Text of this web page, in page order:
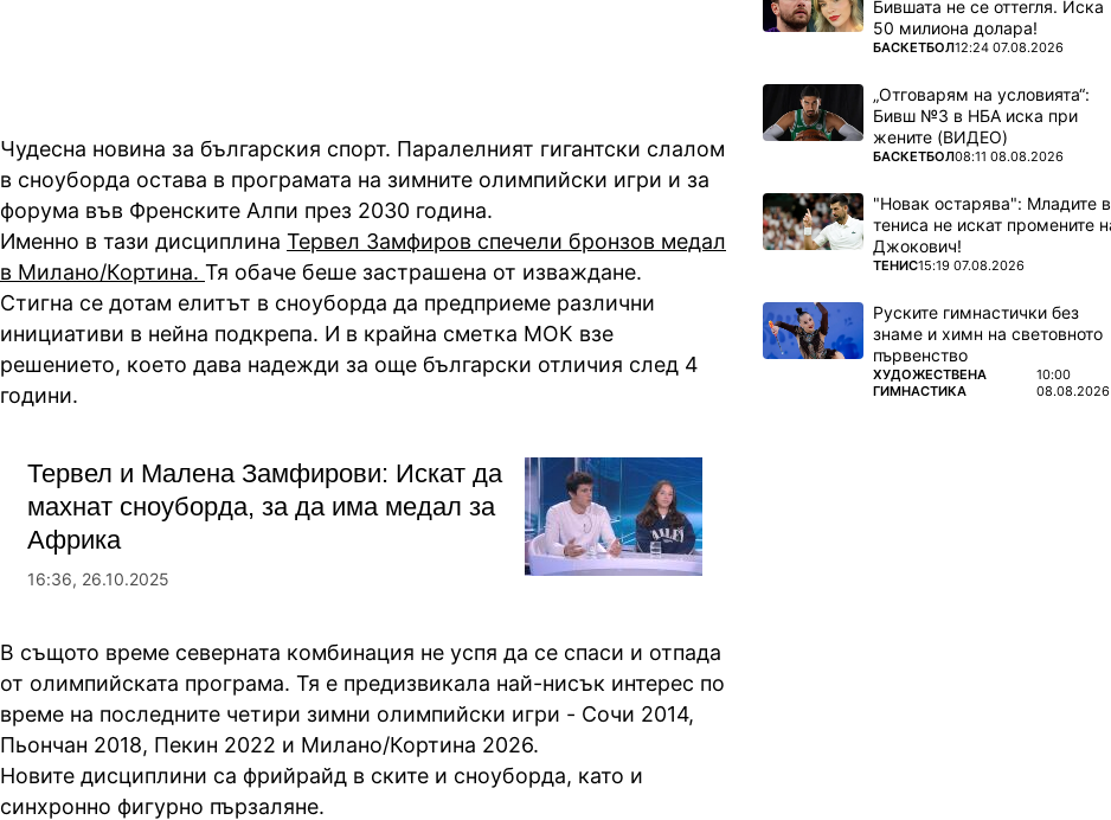
Чудесна новина за българския спорт. Паралелният гигантски слалом
в сноуборда остава в програмата на зимните олимпийски игри и за
форума във Френските Алпи през 2030 година.
Именно в тази дисциплина Тервел Замфиров спечели бронзов медал
в Милано/Кортина. Тя обаче беше застрашена от изваждане.
Стигна се дотам елитът в сноуборда да предприеме различни
инициативи в нейна подкрепа. И в крайна сметка МОК взе
решението, което дава надежди за още български отличия след 4
години.
Тервел и Малена Замфирови: Искат да
махнат сноуборда, за да има медал за
Африка
16:36, 26.10.2025
В същото време северната комбинация не успя да се спаси и отпада
от олимпийската програма. Тя е предизвикала най-нисък интерес по
време на последните четири зимни олимпийски игри - Сочи 2014,
Пьончан 2018, Пекин 2022 и Милано/Кортина 2026.
Новите дисциплини са фрийрайд в ските и сноуборда, като и
синхронно фигурно пързаляне.
Бившата не се оттегля. Иска
50 милиона долара!
ПОВЕЧЕ ОТ
БАСКЕТБОЛ12:24 07.08.2026
„Отговарям на условията“:
Бивш №3 в НБА иска при
жените (ВИДЕО)
ПОВЕЧЕ ОТ
БАСКЕТБОЛ08:11 08.08.2026
"Новак остарява": Младите в
тениса не искат промените
Джокович!
ПОВЕЧЕ ОТ
ТЕНИС15:19 07.08.2026
Руските гимнастички без
знаме и химн на световното
първенство
ПОВЕЧЕ ОТ
ХУДОЖЕСТВЕНА
ГИМНАСТИКА
10:00
08.08.2026